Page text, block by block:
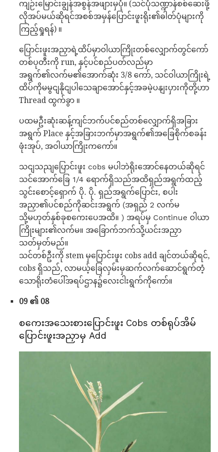
ကျဉ်းမြောင်းချွန်အစွန်အဖျားမှပုံ။ (သင်ပုံသဏ္ဍာန်စစ်ဆေးဖို့
လိုအပ်မယ်ဆိုရင်အစစ်အမှန်ပြောင်းဖူးရိုး၏ဓါတ်ပုံများကို
ကြည့်ရှုရန်) ။
ပြောင်းဖူးအညှာရဲ့ထိပ်မှာဝါယာကြိုးတစ်လျှောက်တွင်ကော်
တစ်ပုတီးကို run, နှင့်ပင်စည်ပတ်လည်မှာ
အရွက်၏လက်မ၏အောက်ဆုံး 3/8 ကော်, သင်ဝါယာကြိုးရဲ့
ထိပ်ကိုမမွငျနိုငျပါသေချာအောင်နှင့်အခမဲ့ပနျးပှားကိုတို့ဟာ
Thread ထွက်ခွာ ။
ပထမဦးဆုံးဆန့်ကျင်ဘက်ပင်စည်တစ်လျှောက်ရှိအခြား
အရွက် Place နှင့်အခြားဘက်မှာအရွက်၏အခြေစိုက်စခန်း
ဖုံးအုပ်, အဝါယာကြိုးကကော်။
သငျသညျပြောင်းဖူး cobs မပါဘဲရိုးအောင်နေတယ်ဆိုရင်
သင်အောက်ခြေ 1/4 ရောက်ရှိသည်အထိရှည်အရွက်ထည့်
သွင်းစောင့်ရှောက် ပို. ပို. ရှည်အရွက်ပြောင်း, စပါး
အညှာ၏ပင်စည်ကိုဆင်းအရွက် (အရှည် 2 လက်မ
သို့မဟုတ်နှစ်ခုစကေးပေအထိ။ ) အရပ်မှ Continue ဝါယာ
ကြိုးများ၏လက်မ။ အခြောက်ဘက်သို့ယင်းအညှာ
သတ်မှတ်မည်။
သင်တစ်ဦးကို stem မှပြောင်းဖူး cobs add ချင်တယ်ဆိုရင်,
cobs ရှိသည်, လာမယ့်ခြေလှမ်းမှဆက်လက်ဆောင်ရွက်တံ့
သောရိုးတံပေါ်အရပ်ဌာန၌လေးငါးရွက်ကိုကော်။
09 ၏ 08
စကေးအသေးစားပြောင်းဖူး Cobs တစ်ရုပ်အိမ်
ပြောင်းဖူးအညှာမှ Add